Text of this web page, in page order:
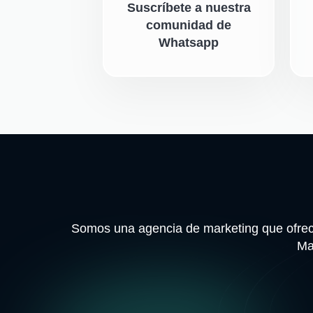
Suscríbete a nuestra
comunidad de
Whatsapp
Somos una agencia de marketing que